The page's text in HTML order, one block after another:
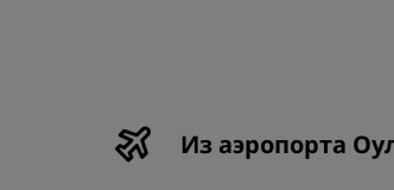
Из аэропорта